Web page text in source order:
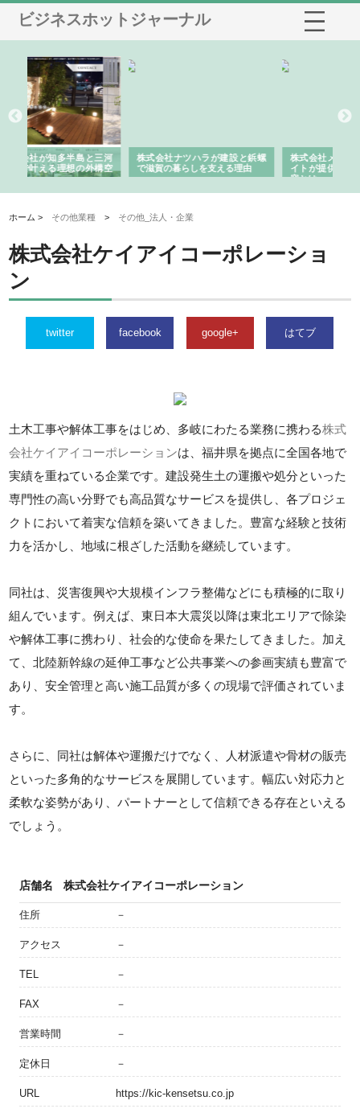
ビジネスホットジャーナル
株式会社ナツハラが建設と鋲螺
で滋賀の暮らしを支える理由
株式会社メタルエースの企業サ
イトが提供する充実した情報内
容とは
ホーム > その他業種 > その他_法人・企業
株式会社ケイアイコーポレーショ
ン
twitter facebook google+ はてブ
土木工事や解体工事をはじめ、多岐にわたる業務に携わる株式
会社ケイアイコーポレーションは、福井県を拠点に全国各地で
実績を重ねている企業です。建設発生土の運搬や処分といった
専門性の高い分野でも高品質なサービスを提供し、各プロジェ
クトにおいて着実な信頼を築いてきました。豊富な経験と技術
力を活かし、地域に根ざした活動を継続しています。
同社は、災害復興や大規模インフラ整備などにも積極的に取り
組んでいます。例えば、東日本大震災以降は東北エリアで除染
や解体工事に携わり、社会的な使命を果たしてきました。加え
て、北陸新幹線の延伸工事など公共事業への参画実績も豊富で
あり、安全管理と高い施工品質が多くの現場で評価されていま
す。
さらに、同社は解体や運搬だけでなく、人材派遣や骨材の販売
といった多角的なサービスを展開しています。幅広い対応力と
柔軟な姿勢があり、パートナーとして信頼できる存在といえる
でしょう。
店舗名 株式会社ケイアイコーポレーション
住所 －
アクセス －
TEL －
FAX －
営業時間 －
定休日 －
URL https://kic-kensetsu.co.jp